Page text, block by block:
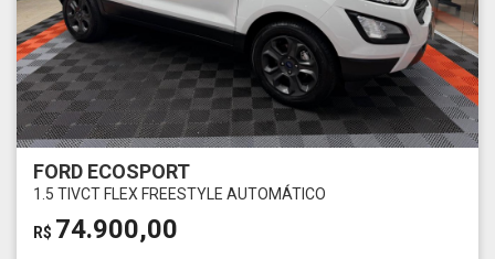
FORD ECOSPORT
1.5 TIVCT FLEX FREESTYLE AUTOMÁTICO
R$ 74.900,00